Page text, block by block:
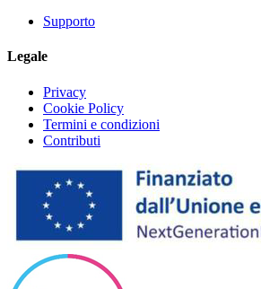
Supporto
Legale
Privacy
Cookie Policy
Termini e condizioni
Contributi